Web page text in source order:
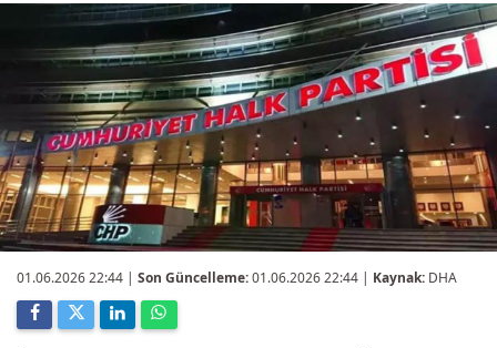
01.06.2026 22:44 | Son Güncelleme:01.06.2026 22:44 | Kaynak: DHA